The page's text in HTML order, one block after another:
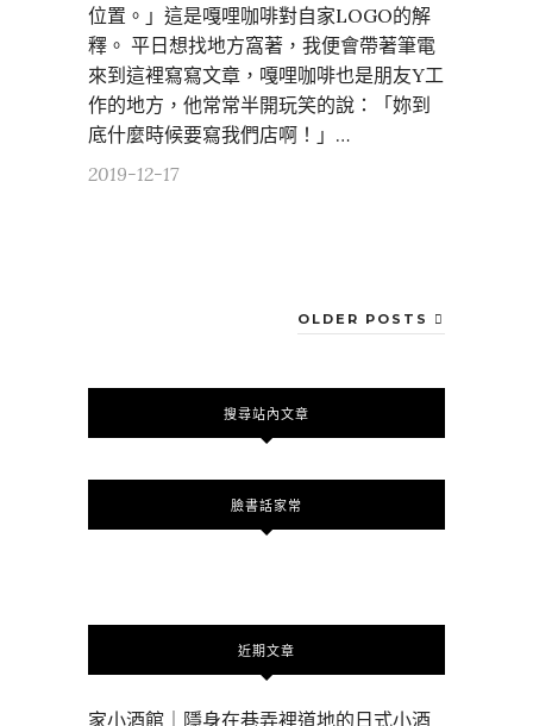
位置。」這是嘎哩咖啡對自家LOGO的解
釋。 平日想找地方窩著，我便會帶著筆電
來到這裡寫寫文章，嘎哩咖啡也是朋友Y工
作的地方，他常常半開玩笑的說：「妳到
底什麼時候要寫我們店啊！」…
2019-12-17
OLDER POSTS
搜尋站內文章
臉書話家常
近期文章
家小酒館｜隱身在巷弄裡道地的日式小酒